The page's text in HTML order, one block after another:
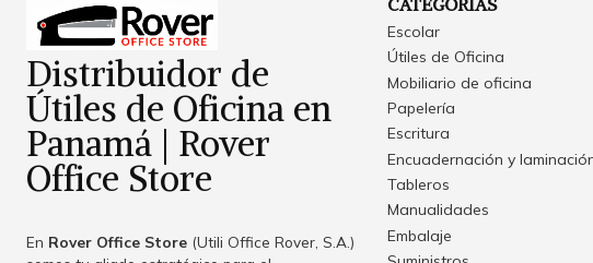
Distribuidor de
Útiles de Oficina en
Panamá | Rover
Office Store
En Rover Office Store (Utili Office Rover, S.A.)
Escolar
Útiles de Oficina
Mobiliario de oficina
Papelería
Escritura
Encuadernación y
Tableros
Manualidades
Embalaje